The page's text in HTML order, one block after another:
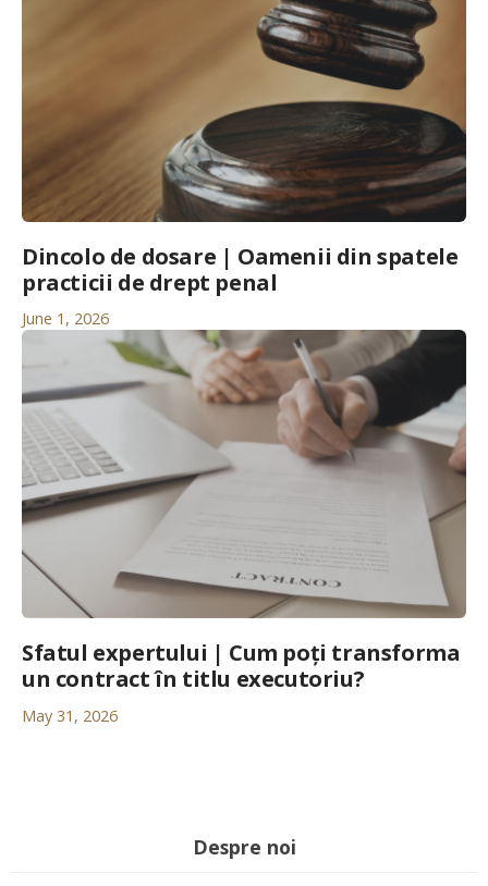
Dincolo de dosare | Oamenii din spatele
practicii de drept penal
June 1, 2026
Sfatul expertului | Cum poți transforma
un contract în titlu executoriu?
May 31, 2026
Despre noi